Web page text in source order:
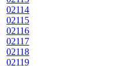
02114
02115
02116
02117
02118
02119